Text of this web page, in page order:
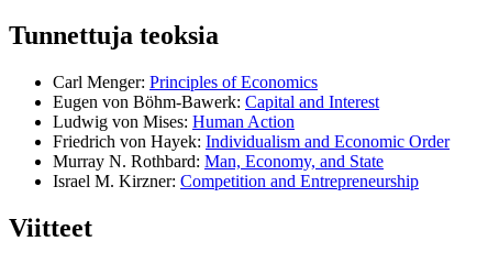
Tunnettuja teoksia
Carl Menger: Principles of Economics
Eugen von Böhm-Bawerk: Capital and Interest
Ludwig von Mises: Human Action
Friedrich von Hayek: Individualism and Economic Order
Murray N. Rothbard: Man, Economy, and State
Israel M. Kirzner: Competition and Entrepreneurship
Viitteet